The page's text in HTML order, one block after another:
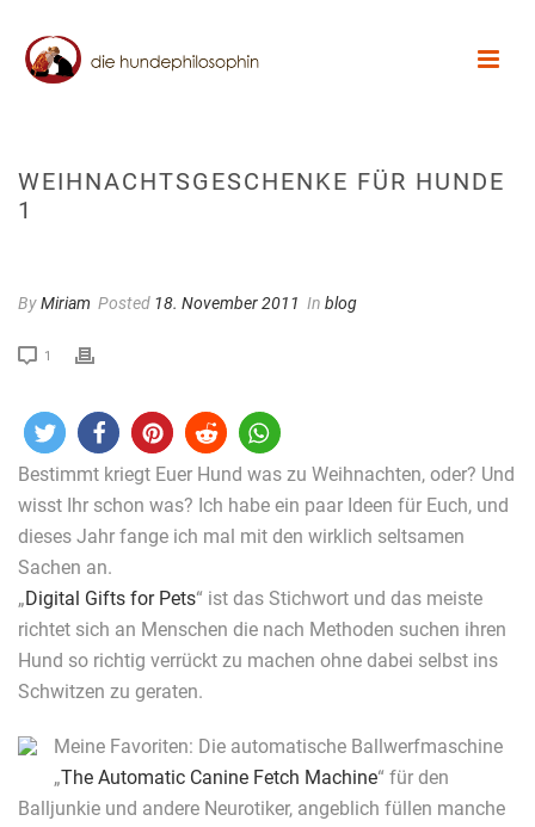
WEIHNACHTSGESCHENKE FÜR HUNDE
1
ByMiriam Posted 18. November 2011 In blog
1
Bestimmt kriegt Euer Hund was zu Weihnachten, oder? Und
wisst Ihr schon was? Ich habe ein paar Ideen für Euch, und
dieses Jahr fange ich mal mit den wirklich seltsamen
Sachen an.
„Digital Gifts for Pets“ ist das Stichwort und das meiste
richtet sich an Menschen die nach Methoden suchen ihren
Hund so richtig verrückt zu machen ohne dabei selbst ins
Schwitzen zu geraten.
Meine Favoriten: Die automatische Ballwerfmaschine
„The Automatic Canine Fetch Machine“ für den
Balljunkie und andere Neurotiker, angeblich füllen manche